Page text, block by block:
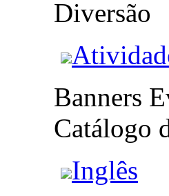
Diversão
Banners
Catálogo
Inglês